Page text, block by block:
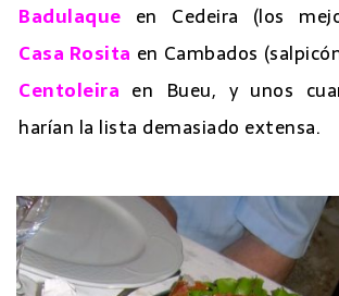
Badulaque en Cedeira (los
Casa Rosita en Cambados
Centoleira en Bueu, y unos
harían la lista demasiado extensa.